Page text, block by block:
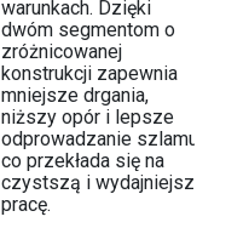
warunkach. Dzięki
dwóm segmentom o
zróżnicowanej
konstrukcji zapewnia
mniejsze drgania,
niższy opór i lepsze
odprowadzanie szlamu,
co przekłada się na
czystszą i wydajniejszą
pracę.